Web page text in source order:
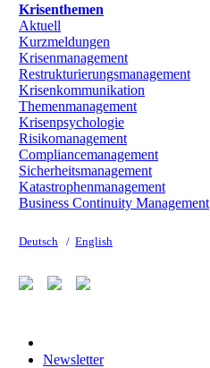
Krisenthemen
Aktuell
Kurzmeldungen
Krisenmanagement
Restrukturierungsmanagement
Krisenkommunikation
Themenmanagement
Krisenpsychologie
Risikomanagement
Compliancemanagement
Sicherheitsmanagement
Katastrophenmanagement
Business Continuity Management
Deutsch / English
Newsletter